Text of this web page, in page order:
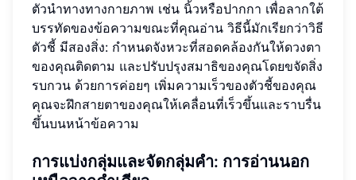
ตัวนำทางทางกายภาพ เช่น นิ้วหรือปากกา เพื่อลากใต้
บรรทัดของข้อความขณะที่คุณอ่าน วิธีนี้มักเรียกว่าวิธี
ตัวชี้ มีสองสิ่ง: กำหนดจังหวะที่สอดคล้องกันให้ดวงตา
ของคุณติดตาม และปรับปรุงสมาธิของคุณโดยขจัดสิ่ง
รบกวน ด้วยการค่อยๆ เพิ่มความเร็วของตัวชี้ของคุณ
คุณจะฝึกสายตาของคุณให้เคลื่อนที่เร็วขึ้นและราบรื่น
ขึ้นบนหน้าข้อความ
การแบ่งกลุ่มและจัดกลุ่มคำ: การอ่านนอก